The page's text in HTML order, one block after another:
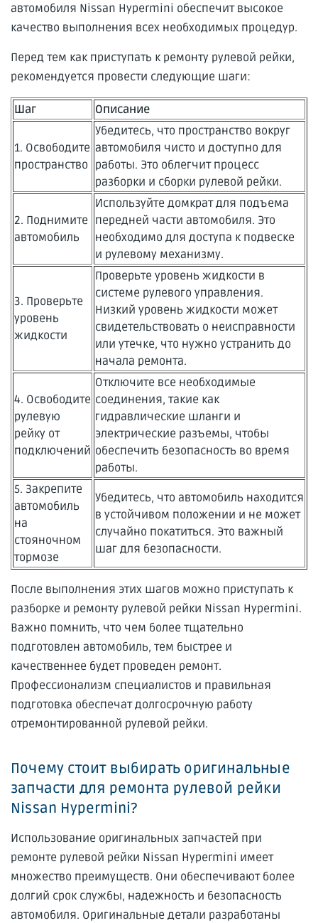
автомобиля Nissan Hypermini обеспечит высокое
качество выполнения всех необходимых процедур.
Перед тем как приступать к ремонту рулевой рейки,
рекомендуется провести следующие шаги:
Шаг Описание
1. Освободите
пространство
Убедитесь, что пространство вокруг
автомобиля чисто и доступно для
работы. Это облегчит процесс
разборки и сборки рулевой рейки.
2. Поднимите
автомобиль
Используйте домкрат для подъема
передней части автомобиля. Это
необходимо для доступа к подвеске
и рулевому механизму.
3. Проверьте
уровень
жидкости
Проверьте уровень жидкости в
системе рулевого управления.
Низкий уровень жидкости может
свидетельствовать о неисправности
или утечке, что нужно устранить до
начала ремонта.
4. Освободите
рулевую
рейку от
подключений
Отключите все необходимые
соединения, такие как
гидравлические шланги и
электрические разъемы, чтобы
обеспечить безопасность во время
работы.
5. Закрепите
автомобиль
на
стояночном
тормозе
Убедитесь, что автомобиль находится
в устойчивом положении и не может
случайно покатиться. Это важный
шаг для безопасности.
После выполнения этих шагов можно приступать к
разборке и ремонту рулевой рейки Nissan Hypermini.
Важно помнить, что чем более тщательно
подготовлен автомобиль, тем быстрее и
качественнее будет проведен ремонт.
Профессионализм специалистов и правильная
подготовка обеспечат долгосрочную работу
отремонтированной рулевой рейки.
Почему стоит выбирать оригинальные
запчасти для ремонта рулевой рейки
Nissan Hypermini?
Использование оригинальных запчастей при
ремонте рулевой рейки Nissan Hypermini имеет
множество преимуществ. Они обеспечивают более
долгий срок службы, надежность и безопасность
автомобиля. Оригинальные детали разработаны